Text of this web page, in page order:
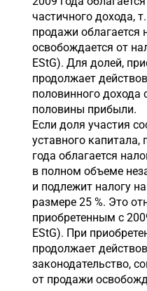
частичного дохода,
продажи облагается
освобождается от
EStG). Для долей,
продолжает
половинного дохода
половины прибыли.
Если доля участия
уставного
года облагается
в полном объеме
и подлежит налогу
размере 25 %. Это
приобретенным с
EStG). При
продолжает
законодательство,
от продажи